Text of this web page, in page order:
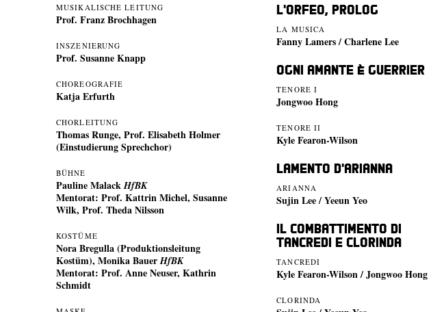
MUSIKALISCHE LEITUNG
Prof. Franz Brochhagen
INSZENIERUNG
Prof. Susanne Knapp
CHOREOGRAFIE
Katja Erfurth
CHORLEITUNG
Thomas Runge, Prof. Elisabeth Holmer
(Einstudierung Sprechchor)
BÜHNE
Pauline MalackHfBK
Mentorat: Prof. Kattrin Michel, Susanne
Wilk, Prof. Theda Nilsson
KOSTÜME
Nora Bregulla (Produktionsleitung
Kostüm), Monika BauerHfBK
Mentorat: Prof. Anne Neuser, Kathrin
Schmidt
L'Orfeo, Prolog
LA MUSICA
Fanny Lamers / Charlene Lee
Ogni amante è guerrier
TENORE I
Jongwoo Hong
TENORE II
Kyle Fearon-Wilson
Lamento d'Arianna
ARIANNA
Sujin Lee / Yeeun Yeo
Il combattimento di
Tancredi e Clorinda
TANCREDI
Kyle Fearon-Wilson / Jongwoo Hong
CLORINDA